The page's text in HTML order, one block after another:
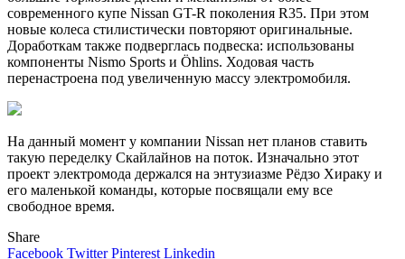
современного купе Nissan GT-R поколения R35. При этом
новые колеса стилистически повторяют оригинальные.
Доработкам также подверглась подвеска: использованы
компоненты Nismo Sports и Öhlins. Ходовая часть
перенастроена под увеличенную массу электромобиля.
На данный момент у компании Nissan нет планов ставить
такую переделку Скайлайнов на поток. Изначально этот
проект электромода держался на энтузиазме Рёдзо Хираку и
его маленькой команды, которые посвящали ему все
свободное время.
Share
Facebook TwitterPinterest Linkedin